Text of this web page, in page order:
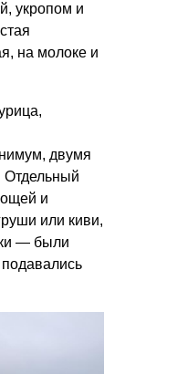
укропом и
на молоке и
двумя
Отдельный
и
или киви,
— были